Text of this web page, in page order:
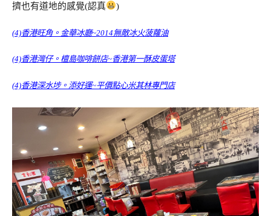
擠也有道地的感覺(認真
)
(4)香港旺角。金華冰廳~2014無敵冰火菠蘿油
(4)香港灣仔。檀島咖啡餅店~香港第一酥皮蛋塔
(4)香港深水埗。添好運~平價點心米其林專門店